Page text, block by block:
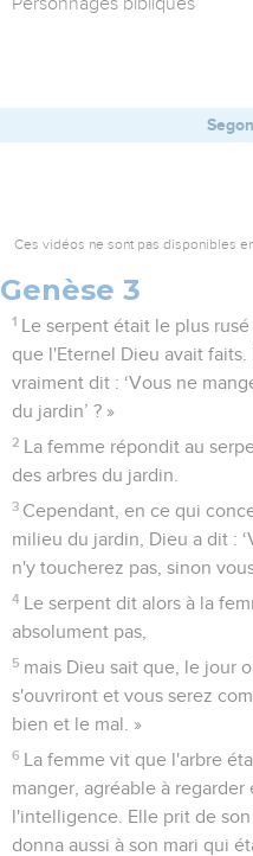
Ces vidéos ne sont pas disponibles
Genèse 3
1 Le serpent était le plus
que l'Eternel Dieu avait
vraiment dit : ‘Vous ne
du jardin’ ? »
2 La femme répondit au
des arbres du jardin.
3 Cependant, en ce qui
milieu du jardin, Dieu a dit :
n'y toucherez pas, sinon
4 Le serpent dit alors à la
absolument pas,
5 mais Dieu sait que, le jour
s'ouvriront et vous serez
bien et le mal. »
6 La femme vit que l'arbre
manger, agréable à
l'intelligence. Elle prit de
donna aussi à son mari qui